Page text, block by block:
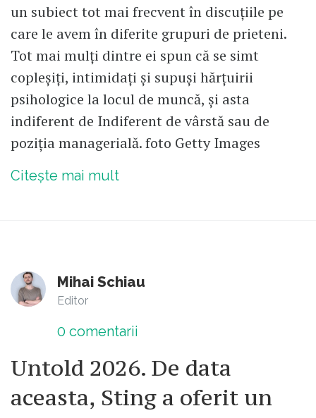
un subiect tot mai frecvent în discuțiile pe
care le avem în diferite grupuri de prieteni.
Tot mai mulți dintre ei spun că se simt
copleșiți, intimidați și supuși hărțuirii
psihologice la locul de muncă, și asta
indiferent de Indiferent de vârstă sau de
poziția managerială. foto Getty Images
Citește mai mult
Mihai Schiau
Editor
0 comentarii
Untold 2026. De data
aceasta, Sting a oferit un